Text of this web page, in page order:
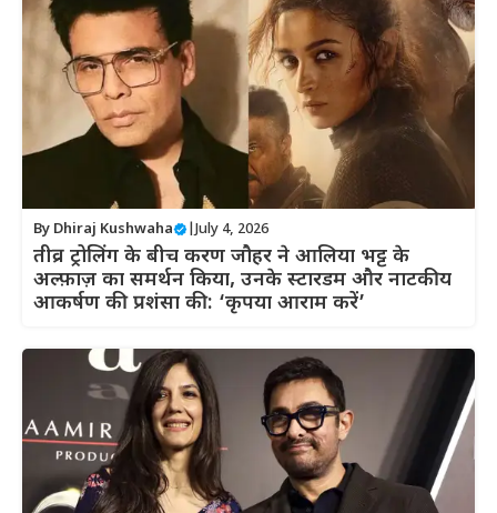
By Dhiraj Kushwaha July 4, 2026
तीव्र ट्रोलिंग के बीच करण जौहर ने आलिया भट्ट के
अल्फ़ाज़ का समर्थन किया, उनके स्टारडम और नाटकीय
आकर्षण की प्रशंसा की: ‘कृपया आराम करें’